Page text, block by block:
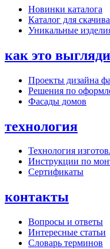
Новинки каталога
Каталог для
Уникальные
как это
Проекты дизайна
Решения по
Фасады домов
технология
Технология
Инструкции по
Сертификаты
контакты
Вопросы и ответы
Интересные статьи
Словарь терминов